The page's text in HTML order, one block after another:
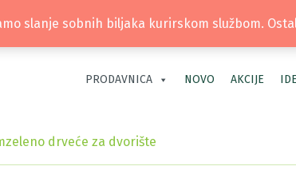
TEL: +381 66 40 40 30 |
PRODAVNICA NOVO AKCIJE
drveće za dvorište
slanje sobnih biljaka kurirskom službom.